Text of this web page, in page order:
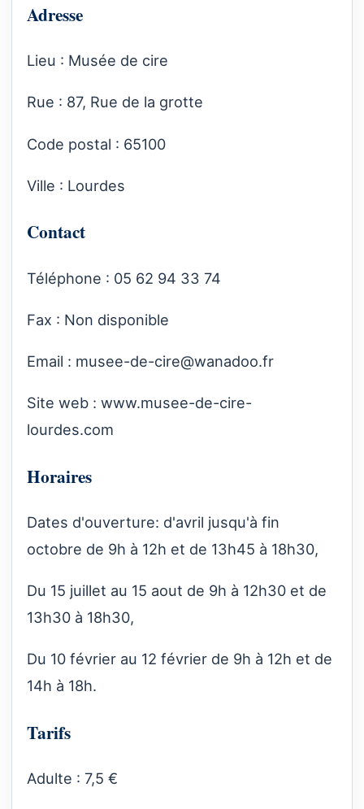
Adresse
Lieu : Musée de cire
Rue : 87, Rue de la grotte
Code postal : 65100
Ville : Lourdes
Contact
Téléphone : 05 62 94 33 74
Fax : Non disponible
Email : musee-de-cire@wanadoo.fr
Site web : www.musee-de-cire-
lourdes.com
Horaires
Dates d'ouverture: d'avril jusqu'à fin
octobre de 9h à 12h et de 13h45 à 18h30,
Du 15 juillet au 15 aout de 9h à 12h30 et de
13h30 à 18h30,
Du 10 février au 12 février de 9h à 12h et de
14h à 18h.
Tarifs
Adulte : 7,5 €